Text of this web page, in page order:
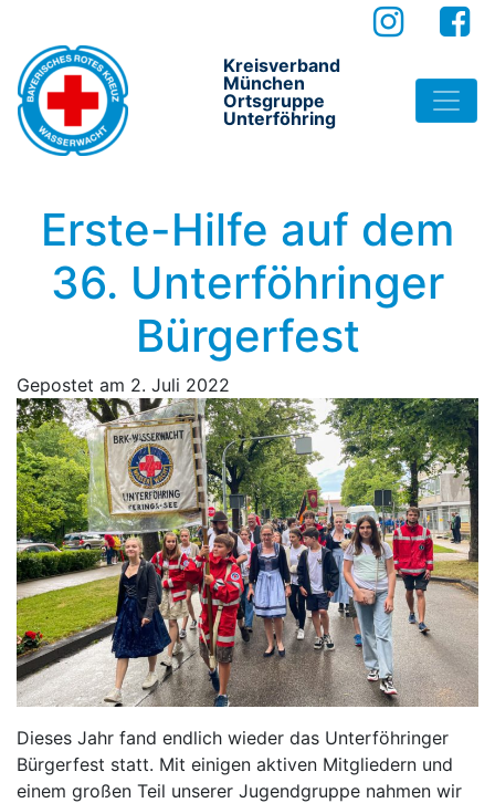
Kreisverband
München
Ortsgruppe
Unterföhring
Erste-Hilfe auf dem
36. Unterföhringer
Bürgerfest
Gepostet am 2. Juli 2022
Dieses Jahr fand endlich wieder das Unterföhringer
Bürgerfest statt. Mit einigen aktiven Mitgliedern und
einem großen Teil unserer Jugendgruppe nahmen wir